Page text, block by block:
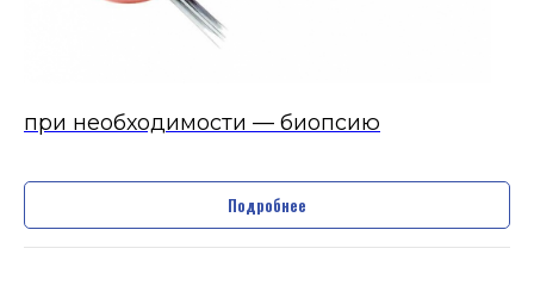
при необходимости — биопсию
Подробнее
НАШИПРЕИМУЩЕСТВА
СПЕЦИАЛИСТЫ